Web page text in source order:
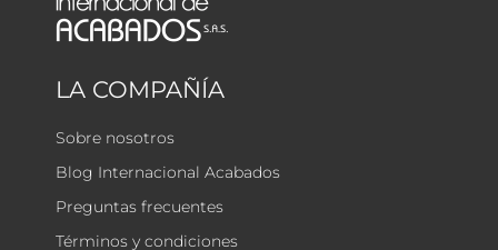
LA COMPAÑÍA
Sobre nosotros
Blog Internacional Acabados
Preguntas frecuentes
Términos y condiciones